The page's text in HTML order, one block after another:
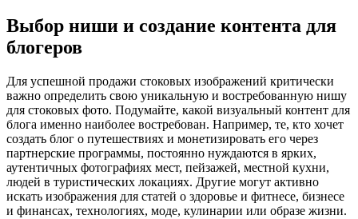
Выбор ниши и создание контента для
блогеров
Для успешной продажи стоковых изображений критически
важно определить свою уникальную и востребованную нишу
для стоковых фото. Подумайте, какой визуальный контент для
блога именно наиболее востребован. Например, те, кто хочет
создать блог о путешествиях и монетизировать его через
партнерские программы, постоянно нуждаются в ярких,
аутентичных фотографиях мест, пейзажей, местной кухни,
людей в туристических локациях. Другие могут активно
искать изображения для статей о здоровье и фитнесе, бизнесе
и финансах, технологиях, моде, кулинарии или образе жизни.